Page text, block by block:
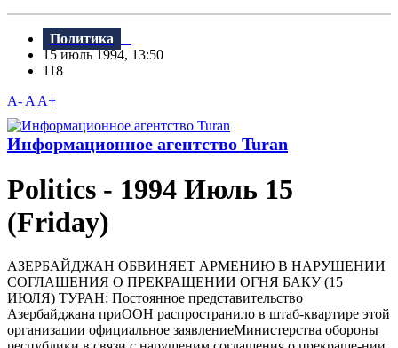
Политика
15 июль 1994, 13:50
118
A- A A+
Информационное агентство Turan
Politics - 1994 Июль 15
(Friday)
АЗЕРБАЙДЖАН ОБВИНЯЕТ АРМЕНИЮ В НАРУШЕНИИ
СОГЛАШЕНИЯ О ПРЕКРАЩЕНИИ ОГНЯ БАКУ (15
ИЮЛЯ) ТУРАН: Постоянное представительство
Азербайджана приООН распространило в штаб-квартире этой
организации официальное заявлениеМинистерства обороны